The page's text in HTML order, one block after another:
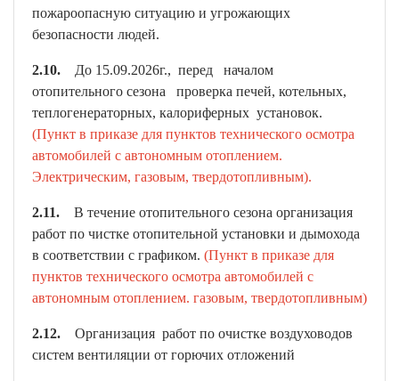
пожароопасную ситуацию и угрожающих
безопасности людей.
2.10. До 15.09.2026г., перед началом
отопительного сезона проверка печей, котельных,
теплогенераторных, калориферных установок.
(Пункт в приказе для пунктов технического осмотра
автомобилей с автономным отоплением.
Электрическим, газовым, твердотопливным).
2.11. В течение отопительного сезона организация
работ по чистке отопительной установки и дымохода
в соответствии с графиком. (Пункт в приказе для
пунктов технического осмотра автомобилей с
автономным отоплением. газовым, твердотопливным)
2.12. Организация работ по очистке воздуховодов
систем вентиляции от горючих отложений